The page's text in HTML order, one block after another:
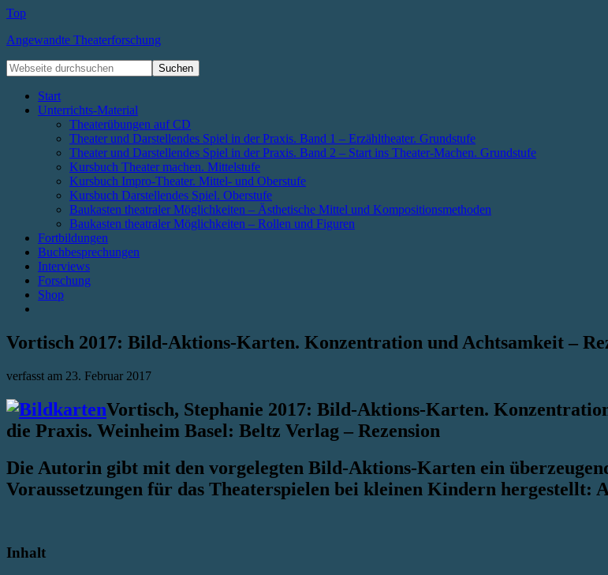
Top
Angewandte Theaterforschung
Start
Unterrichts-Material
Theaterübungen auf CD
Theater und Darstellendes Spiel in der Praxis. Band 1 – Erzähltheater. Grundstufe
Theater und Darstellendes Spiel in der Praxis. Band 2 – Start ins Theater-Machen. Grundstufe
Kursbuch Theater machen. Mittelstufe
Kursbuch Impro-Theater. Mittel- und Oberstufe
Kursbuch Darstellendes Spiel. Oberstufe
Baukasten theatraler Möglichkeiten – Ästhetische Mittel und Kompositionsmethoden
Baukasten theatraler Möglichkeiten – Rollen und Figuren
Fortbildungen
Buchbesprechungen
Interviews
Forschung
Shop
Vortisch 2017: Bild-Aktions-Karten. Konzentration und Achtsamkeit –
verfasst am 23. Februar 2017
Vortisch, Stephanie 2017: Bild-Aktions-Karten.
die Praxis. Weinheim Basel: Beltz Verlag – Rezension
Die Autorin gibt mit den vorgelegten Bild-Aktions-Karten ein
Voraussetzungen für das Theaterspielen bei kleinen Kindern hergestellt:
Inhalt